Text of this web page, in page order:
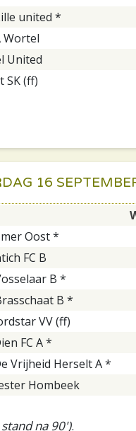
united *
Wortel
United
SK (ff)
16
Oost *
FC B
B *
B *
VV (ff)
FC A *
Vrijheid Herselt A *
Hombeek
na 90').